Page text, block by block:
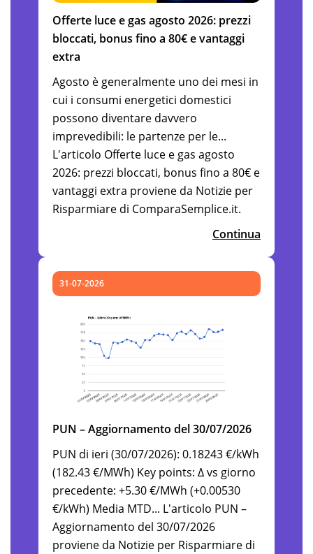
Offerte luce e gas agosto 2026: prezzi
bloccati, bonus fino a 80€ e vantaggi
extra
Agosto è generalmente uno dei mesi in
cui i consumi energetici domestici
possono diventare davvero
imprevedibili: le partenze per le...
L'articolo Offerte luce e gas agosto
2026: prezzi bloccati, bonus fino a 80€ e
vantaggi extra proviene da Notizie per
Risparmiare di ComparaSemplice.it.
Continua
31-07-2026
PUN – Aggiornamento del 30/07/2026
PUN di ieri (30/07/2026): 0.18243 €/kWh
(182.43 €/MWh) Key points: Δ vs giorno
precedente: +5.30 €/MWh (+0.00530
€/kWh) Media MTD... L'articolo PUN –
Aggiornamento del 30/07/2026
proviene da Notizie per Risparmiare di